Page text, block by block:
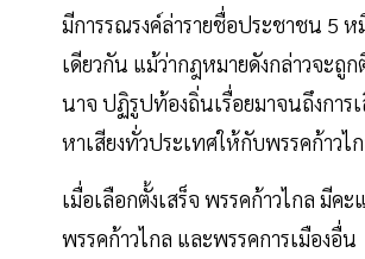
มีการรณรงค์ล่ารายชื่อประชาชน 5
เดียวกัน แม้ว่ากฎหมายดังกล่าวจะถู
นาจ ปฏิรูปท้องถิ่นเรื่อยมาจนถึงการ
หาเสียงทั่วประเทศให้กับพรรคก้าวไ
เมื่อเลือกตั้งเสร็จ พรรคก้าวไกล มีค
พรรคก้าวไกล และพรรคการเมืองอื่น